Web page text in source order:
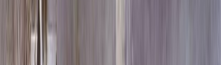
0₽
Блог Оплата
Контакты
Скидка 5.00% на Надгробные плиты